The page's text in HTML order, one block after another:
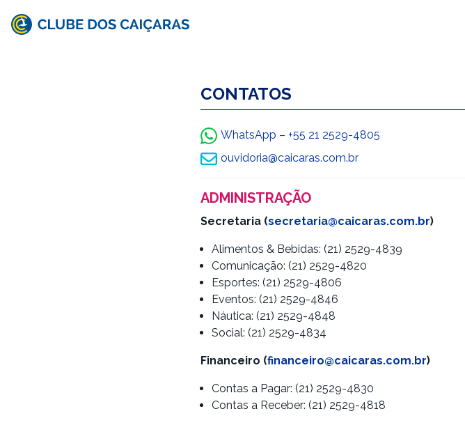
CONTATOS
WhatsApp – +55 21 2529-4805
ouvidoria@caicaras.com.br
ADMINISTRAÇÃO
Secretaria (secretaria@caicaras.com.br)
Alimentos & Bebidas: (21) 2529-4839
Comunicação: (21) 2529-4820
Esportes: (21) 2529-4806
Eventos: (21) 2529-4846
Náutica: (21) 2529-4848
Social: (21) 2529-4834
Financeiro (financeiro@caicaras.com.br)
Contas a Pagar: (21) 2529-4830
Contas a Receber: (21) 2529-4818